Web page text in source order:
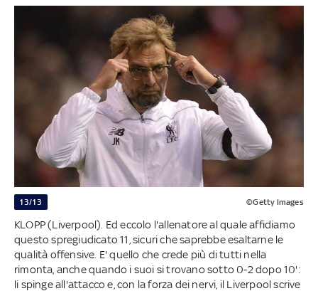
13/13 ©Getty Images
KLOPP (Liverpool). Ed eccolo l'allenatore al quale affidiamo
questo spregiudicato 11, sicuri che saprebbe esaltarne le
qualità offensive. E' quello che crede più di tutti nella
rimonta, anche quando i suoi si trovano sotto 0-2 dopo 10':
li spinge all'attacco e, con la forza dei nervi, il Liverpool scrive